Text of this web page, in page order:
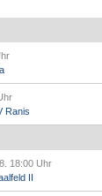
Ranis
18:00 Uhr
II